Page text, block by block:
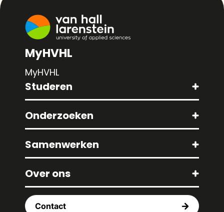
MyHVHL
MyHVHL
Studeren
Onderzoeken
Samenwerken
Over ons
Contact